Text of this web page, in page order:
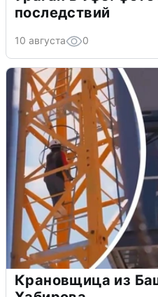
последствий
10 августа 0
Крановщица из